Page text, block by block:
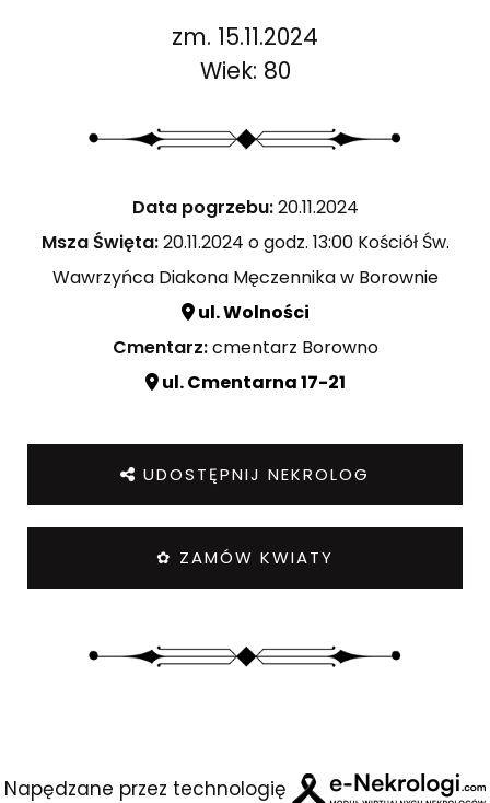
zm. 15.11.2024
Wiek: 80
Data pogrzebu:20.11.2024
Msza Święta:20.11.2024 o godz. 13:00 Kościół Św.
Wawrzyńca Diakona Męczennika w Borownie
ul. Wolności
Cmentarz:cmentarz Borowno
ul. Cmentarna 17-21
UDOSTĘPNIJ NEKROLOG
✿ ZAMÓW KWIATY
Napędzane przez technologię